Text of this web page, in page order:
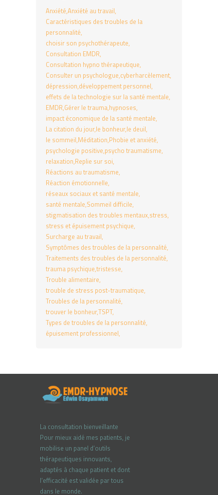
Anxiété Anxiété au travail
Caractéristiques des troubles de la
personnalité
choisir son psychothérapeute
Consultation EMDR
Consultation hypno thérapeutique
Consulter un psychologue cyberharcèlement
dépression développement personnel
effets de la technologie sur la santé mentale
EMDR Gérer le trauma hypnoses
impact économique de la santé mentale
La citation du jour le bonheur le deuil
le sommeil Méditation Phobie et anxiété
psychologie positive psycho traumatisme
relaxation Replie sur soi
Réactions au traumatisme
Réaction émotionnelle
réseaux sociaux et santé mentale
santé mentale Sommeil difficile
stigmatisation des troubles mentaux stress
stress et épuisement psychique
Surcharge au travail
Symptômes des troubles de la personnalité
Traitements des troubles de la personnalité
trauma psychique tristesse
Trouble alimentaire
trouble de stress post-traumatique
Troubles de la personnalité
trouver le bonheurTSPT
Types de troubles de la personnalité
épuisement professionnel
La consultation bienveillante
Pour mieux aidé mes patients, je
mobilise un panel d’outils
thérapeutiques innovants,
adaptés à chaque patient et dont
l’efficacité est validée par tous
dans le monde.